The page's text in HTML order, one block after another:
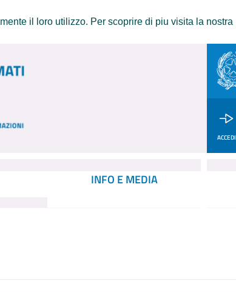
il loro utilizzo. Per scoprire di piu visita la nostra
ACCEDI
INFO E MEDIA